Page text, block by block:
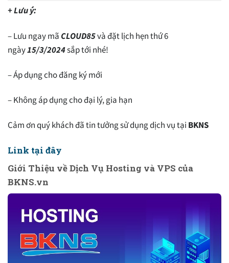
+ Lưu ý:
– Lưu ngay mã CLOUD85và đặt lịch hẹn thứ 6
ngày15/3/2024sắp tới nhé!
– Áp dụng cho đăng ký mới
– Không áp dụng cho đại lý, gia hạn
Cảm ơn quý khách đã tin tưởng sử dụng dịch vụ tại BKNS
Link tại đây
Giới Thiệu về Dịch Vụ Hosting và VPS của
BKNS.vn